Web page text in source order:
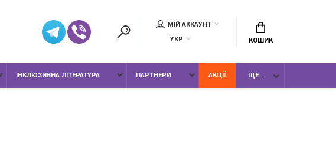
МІЙ АККАУНТ
УКР
КОШИК
ІНКЛЮЗИВНА ЛІТЕРАТУРА ПАРТНЕРИ АКЦІЇ ЩЕ...